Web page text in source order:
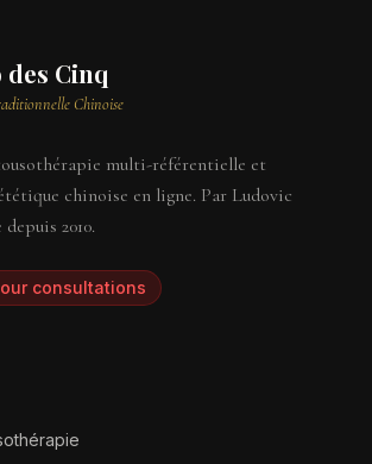
des Cinq
Chinoise
multi-référentielle et
chinoise en ligne. Par Ludovic
2010.
consultations